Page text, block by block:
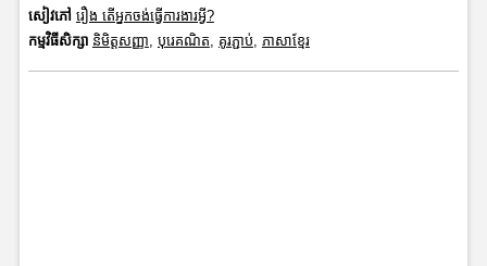
សៀវភៅ រឿង តើអ្នកចង់ធ្វើការងារអ្វី?
កម្មវិធីសិក្សា និមិត្តសញ្ញា បុរេគណិត គូរភ្ជាប់, ភាសាខ្មែរ